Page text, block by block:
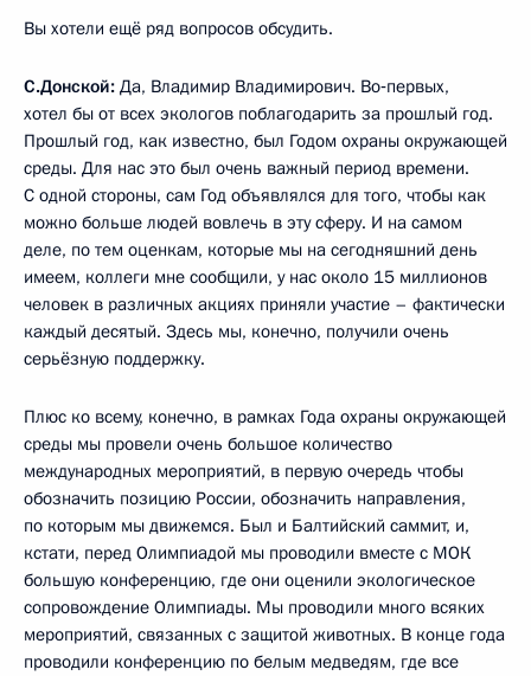
Вы хотели ещё ряд вопросов обсудить.
С.Донской: Да, Владимир Владимирович. Во‑первых,
хотел бы от всех экологов поблагодарить за прошлый год.
Прошлый год, как известно, был Годом охраны окружающей
среды. Для нас это был очень важный период времени.
С одной стороны, сам Год объявлялся для того, чтобы как
можно больше людей вовлечь в эту сферу. И на самом
деле, по тем оценкам, которые мы на сегодняшний день
имеем, коллеги мне сообщили, у нас около 15 миллионов
человек в различных акциях приняли участие – фактически
каждый десятый. Здесь мы, конечно, получили очень
серьёзную поддержку.
Плюс ко всему, конечно, в рамках Года охраны окружающей
среды мы провели очень большое количество
международных мероприятий, в первую очередь чтобы
обозначить позицию России, обозначить направления,
по которым мы движемся. Был и Балтийский саммит, и,
кстати, перед Олимпиадой мы проводили вместе с МОК
большую конференцию, где они оценили экологическое
сопровождение Олимпиады. Мы проводили много всяких
мероприятий, связанных с защитой животных. В конце года
проводили конференцию по белым медведям, где все